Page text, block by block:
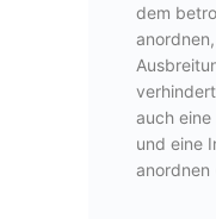
dem
auch
und eine
anordnen